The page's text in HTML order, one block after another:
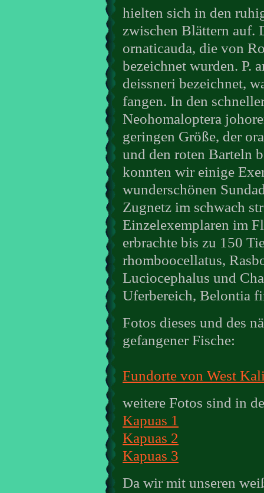
hielten sich in den
zwischen Blättern auf.
ornaticauda, die von
bezeichnet wurden. P.
deissneri bezeichnet,
fangen. In den
Neohomaloptera
geringen Größe, der
und den roten Barteln
konnten wir einige
wunderschönen
Zugnetz im schwach
Einzelexemplaren im
erbrachte bis zu 150
rhomboocellatus,
Luciocephalus und
Uferbereich, Belontia
Fotos dieses und des
gefangener Fische:
Fundorte von West
weitere Fotos sind in
Kapuas 1
Kapuas 2
Kapuas 3
Da wir mit unseren